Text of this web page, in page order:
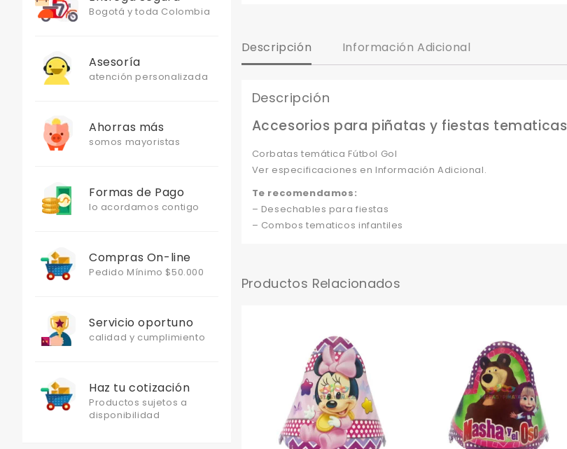
Descripción Información Adicional
Descripción
Accesorios para piñatas y fiestas tematicas
Corbatas temática Fútbol Gol
Ver especificaciones en Información Adicional.
Te recomendamos:
– Desechables para fiestas
– Combos tematicos infantiles
Productos Relacionados
Bogotá y toda Colombia
Asesoría
atención personalizada
Ahorras más
somos mayoristas
Formas de Pago
lo acordamos contigo
Compras On-line
Pedido Mínimo $50.000
Servicio oportuno
calidad y cumplimiento
Haz tu cotización
Productos sujetos a
disponibilidad